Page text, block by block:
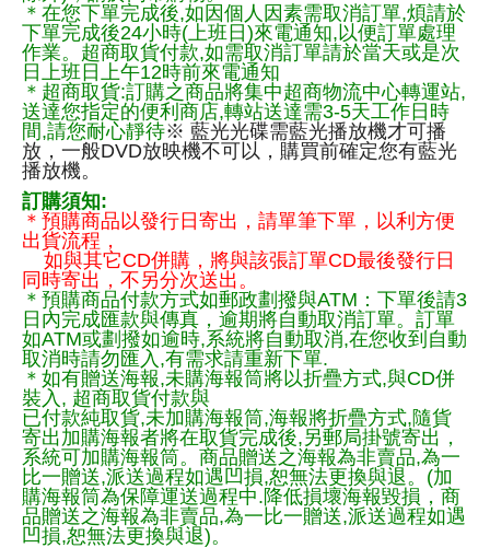
＊在您下單完成後,如因個人因素需取消訂單,煩請於
下單完成後24小時(上班日)來電通知,以便訂單處理
作業。超商取貨付款,如需取消訂單請於當天或是次
日上班日上午12時前來電通知
＊超商取貨:訂購之商品將集中超商物流中心轉運站,
送達您指定的便利商店,轉站送達需3-5天工作日時
間,請您耐心靜待※ 藍光光碟需藍光播放機才可播
放，一般DVD放映機不可以，購買前確定您有藍光
播放機。
訂購須知:
＊預購商品以發行日寄出，請單筆下單，以利方便
出貨流程，
如與其它CD併購，將與該張訂單CD最後發行日
同時寄出，不另分次送出。
＊預購商品付款方式如郵政劃撥與ATM：下單後請3
日內完成匯款與傳真，逾期將自動取消訂單。訂單
如ATM或劃撥如逾時,系統將自動取消,在您收到自動
取消時請勿匯入,有需求請重新下單.
＊如有贈送海報,未購海報筒將以折疊方式,與CD併
裝入, 超商取貨付款與
已付款純取貨,未加購海報筒,海報將折疊方式,隨貨
寄出加購海報者將在取貨完成後,另郵局掛號寄出，
系統可加購海報筒。商品贈送之海報為非賣品,為一
比一贈送,派送過程如遇凹損,恕無法更換與退。(加
購海報筒為保障運送過程中.降低損壞海報毀損，商
品贈送之海報為非賣品,為一比一贈送,派送過程如遇
凹損,恕無法更換與退)。